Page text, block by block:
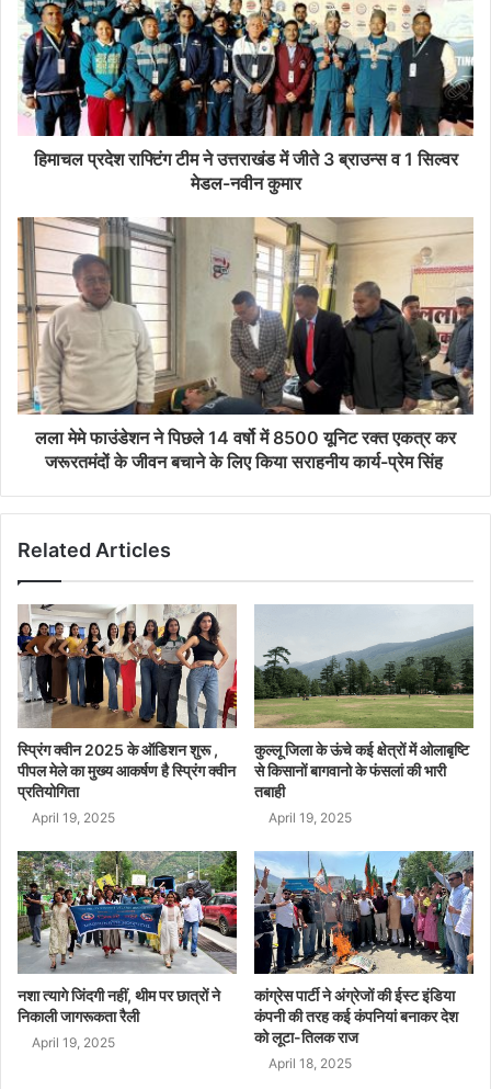
हिमाचल प्रदेश राफ्टिंग टीम ने उत्तराखंड में जीते 3 ब्राउन्स व 1 सिल्वर
मेडल-नवीन कुमार
लला मेमे फाउंडेशन ने पिछले 14 वर्षो में 8500 यूनिट रक्त एकत्र कर
जरूरतमंदों के जीवन बचाने के लिए किया सराहनीय कार्य-प्रेम सिंह
Related Articles
स्प्रिंग क्वीन 2025 के ऑडिशन शुरू ,
पीपल मेले का मुख्य आकर्षण है स्प्रिंग क्वीन
प्रतियोगिता
April 19, 2025
कुल्लू जिला के ऊंचे कई क्षेत्रों में ओलाबृष्टि
से किसानों बागवानो के फंसलां की भारी
तबाही
April 19, 2025
नशा त्यागे जिंदगी नहीं, थीम पर छात्रों ने
निकाली जागरूकता रैली
April 19, 2025
कांग्रेस पार्टी ने अंग्रेजों की ईस्ट इंडिया
कंपनी की तरह कई कंपनियां बनाकर देश
को लूटा-तिलक राज
April 18, 2025